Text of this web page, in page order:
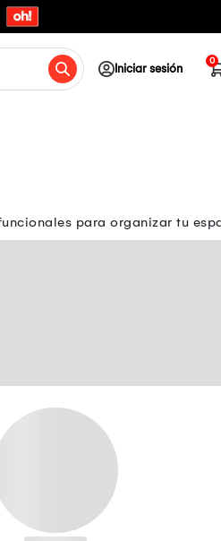
Iniciar sesión
0
para organizar tu